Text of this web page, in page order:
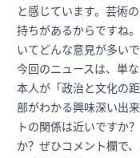
と感じています。芸術
持ちがあるからですね
いてどんな意見が多いで
今回のニュースは、単
本人が「政治と文化の
部がわかる興味深い出
トの関係は近いですか
か？ぜひコメント欄で